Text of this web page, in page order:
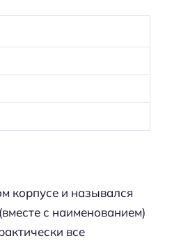
корпусе и назывался
с наименованием)
все